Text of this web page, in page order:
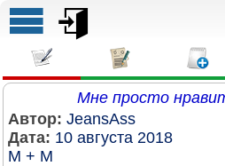
Мне просто
Автор: JeansAss
Дата: 10 августа 2018
М + М